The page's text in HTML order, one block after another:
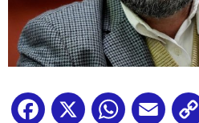
Facebook
X WhatsApp
Email